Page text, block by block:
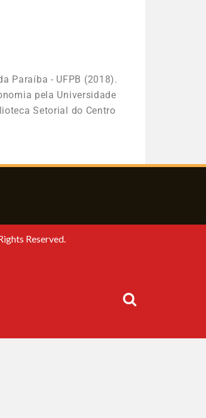
Paraíba - UFPB (2018).
pela Universidade
Setorial do Centro
Reserved.